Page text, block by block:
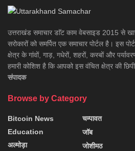
उत्तराखंड समाचार डाॅट काम वेबसाइड 2015 से
सरोकारों को समर्पित एक समाचार पोर्टल है। इस
क्षेत्र के गांवों, गाड़, गधेरों, शहरों, कस्बों और
हमारी कोशिश है कि आपको इस वंचित क्षेत्र की
संपादक
Browse by Category
Bitcoin News
Education
अल्मोड़ा
चम्पावत
जॉब
जोशीमठ